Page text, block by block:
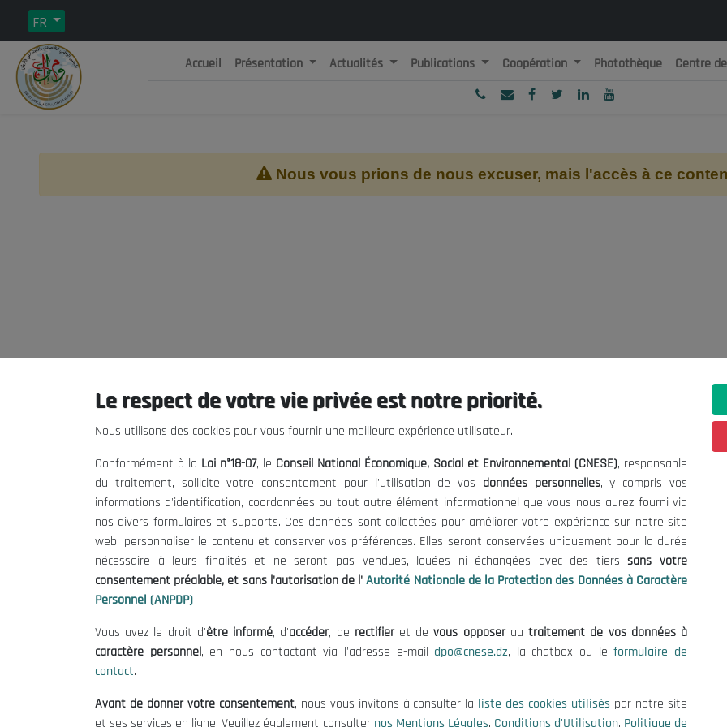
FR
République Algérienne Démocratique et Populaire
Accueil Présentation Actualités Publications Coopération Photothèque Centre
Nous vous prions de nous excuser, mais l'accès à ce
Le CNESE
Le président
Organisation
Publications
Informations utiles
Mentions Légales
Conditions d'Utilisation
Politique de Protection des Données
Politique des Cookies
contact@cnese.dz
Suggestions ou Initiatives ?
Newsletter
Inscrivez-vous, soyez le premier à
nos dernières nouvelles.
Suivez-Nous!
© 2026 Conseil National Économique, Social et Environnemental
Le respect de votre vie privée est notre priorité.
Nous utilisons des cookies pour vous fournir une meilleure expérience utilisateur.
Conformément à la Loi n°18-07, le Conseil National Économique, Social et Environnemental (CNESE), responsable
du traitement, sollicite votre consentement pour l'utilisation de vos données personnelles, y compris vos
informations d'identification, coordonnées ou tout autre élément informationnel que vous nous aurez fourni via
nos divers formulaires et supports. Ces données sont collectées pour améliorer votre expérience sur notre site
web, personnaliser le contenu et conserver vos préférences. Elles seront conservées uniquement pour la durée
nécessaire à leurs finalités et ne seront pas vendues, louées ni échangées avec des tierssans votre
consentement préalable, et sans l'autorisation de l' Autorité Nationale de la Protection des Données à Caractère
Personnel (ANPDP)
Vous avez le droit d'être informé, d'accéder, de rectifieret devous opposerautraitement de vos données à
caractère personnel, en nous contactant via l'adresse e-mail dpo@cnese.dz, la chatbox ou leformulaire de
contact.
Avant de donner votre consentement, nous vous invitons à consulter la liste des cookies utilisés par notre site
et ses services en ligne. Veuillez également consulter nos Mentions Légales, Conditions d'Utilisation, Politique de